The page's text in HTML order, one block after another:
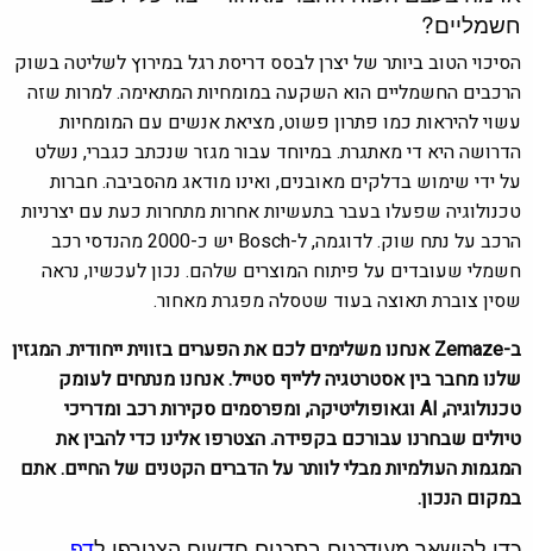
חשמליים?
הסיכוי הטוב ביותר של יצרן לבסס דריסת רגל במירוץ לשליטה בשוק
הרכבים החשמליים הוא השקעה במומחיות המתאימה. למרות שזה
עשוי להיראות כמו פתרון פשוט, מציאת אנשים עם המומחיות
הדרושה היא די מאתגרת. במיוחד עבור מגזר שנכתב כגברי, נשלט
על ידי שימוש בדלקים מאובנים, ואינו מודאג מהסביבה. חברות
טכנולוגיה שפעלו בעבר בתעשיות אחרות מתחרות כעת עם יצרניות
הרכב על נתח שוק. לדוגמה, ל-Bosch יש כ-2000 מהנדסי רכב
חשמלי שעובדים על פיתוח המוצרים שלהם. נכון לעכשיו, נראה
שסין צוברת תאוצה בעוד שטסלה מפגרת מאחור.
ב-Zemaze אנחנו משלימים לכם את הפערים בזווית ייחודית. המגזין
שלנו מחבר בין אסטרטגיה ללייף סטייל. אנחנו מנתחים לעומק
טכנולוגיה, AI וגאופוליטיקה, ומפרסמים סקירות רכב ומדריכי
טיולים שבחרנו עבורכם בקפידה. הצטרפו אלינו כדי להבין את
המגמות העולמיות מבלי לוותר על הדברים הקטנים של החיים. אתם
במקום הנכון.